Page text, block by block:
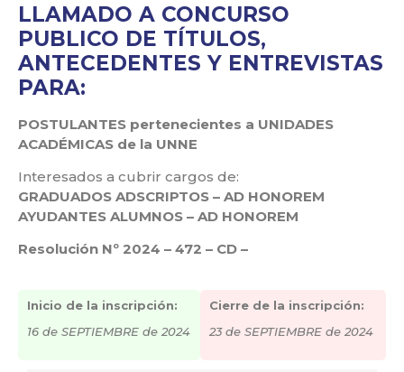
LLAMADO A CONCURSO
PUBLICO DE TÍTULOS,
ANTECEDENTES Y ENTREVISTAS
PARA:
POSTULANTES pertenecientes a UNIDADES
ACADÉMICAS de la UNNE
Interesados a cubrir cargos de:
GRADUADOS ADSCRIPTOS – AD HONOREM
AYUDANTES ALUMNOS – AD HONOREM
Resolución Nº 2024 – 472 – CD –
Inicio de la inscripción:
16 de SEPTIEMBRE de 2024
Cierre de la inscripción:
23 de SEPTIEMBRE de 2024